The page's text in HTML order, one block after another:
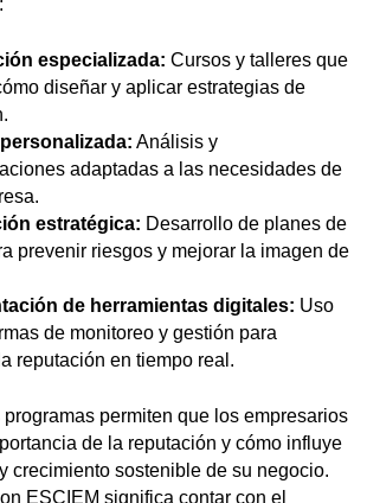
especializada: Cursos y talleres que
diseñar y aplicar estrategias de
Análisis y
adaptadas a las necesidades de
estratégica: Desarrollo de planes de
prevenir riesgos y mejorar la imagen de
de herramientas digitales: Uso
de monitoreo y gestión para
reputación en tiempo real.
permiten que los empresarios
de la reputación y cómo influye
crecimiento sostenible de su negocio.
ESCIEM significa contar con el